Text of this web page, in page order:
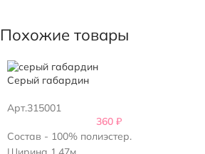
Похожие товары
Серый габардин
Арт.315001
360 ₽
Состав - 100% полиэстер.